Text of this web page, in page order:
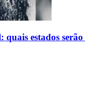
estados